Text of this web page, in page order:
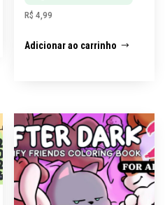
R$ 4,99
Adicionar ao carrinho